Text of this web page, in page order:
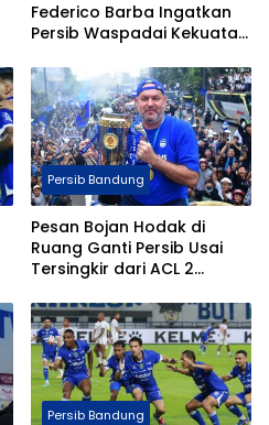
Federico Barba Ingatkan
Persib Waspadai Kekuatan
Persib Bandung
Pesan Bojan Hodak di
Ruang Ganti Persib Usai
Tersingkir dari ACL 2
Persib Bandung